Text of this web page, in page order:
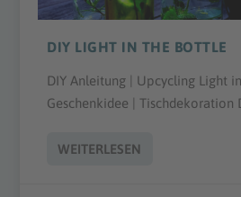
DIY LIGHT IN THE BOTTLE
DIY Anleitung | Upcycling Light
Geschenkidee | Tischdekoration
WEITERLESEN